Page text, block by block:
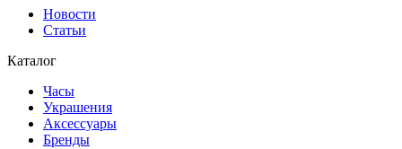
Новости
Статьи
Каталог
Часы
Украшения
Аксессуары
Бренды